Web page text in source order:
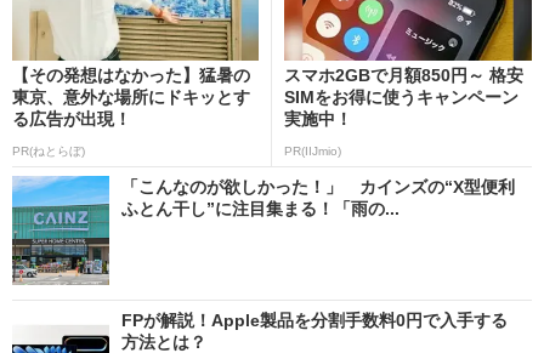
【その発想はなかった】猛暑の
東京、意外な場所にドキッとす
る広告が出現！
PR(ねとらぼ)
スマホ2GBで月額850円～ 格安
SIMをお得に使うキャンペーン
実施中！
PR(IIJmio)
「こんなのが欲しかった！」 カインズの“X型便利
ふとん干し”に注目集まる！「雨の...
FPが解説！Apple製品を分割手数料0円で入手する
方法とは？